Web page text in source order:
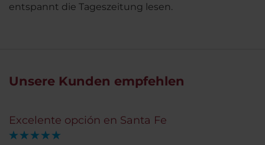
entspannt die Tageszeitung lesen.
Unsere Kunden empfehlen
Excelente opción en Santa Fe